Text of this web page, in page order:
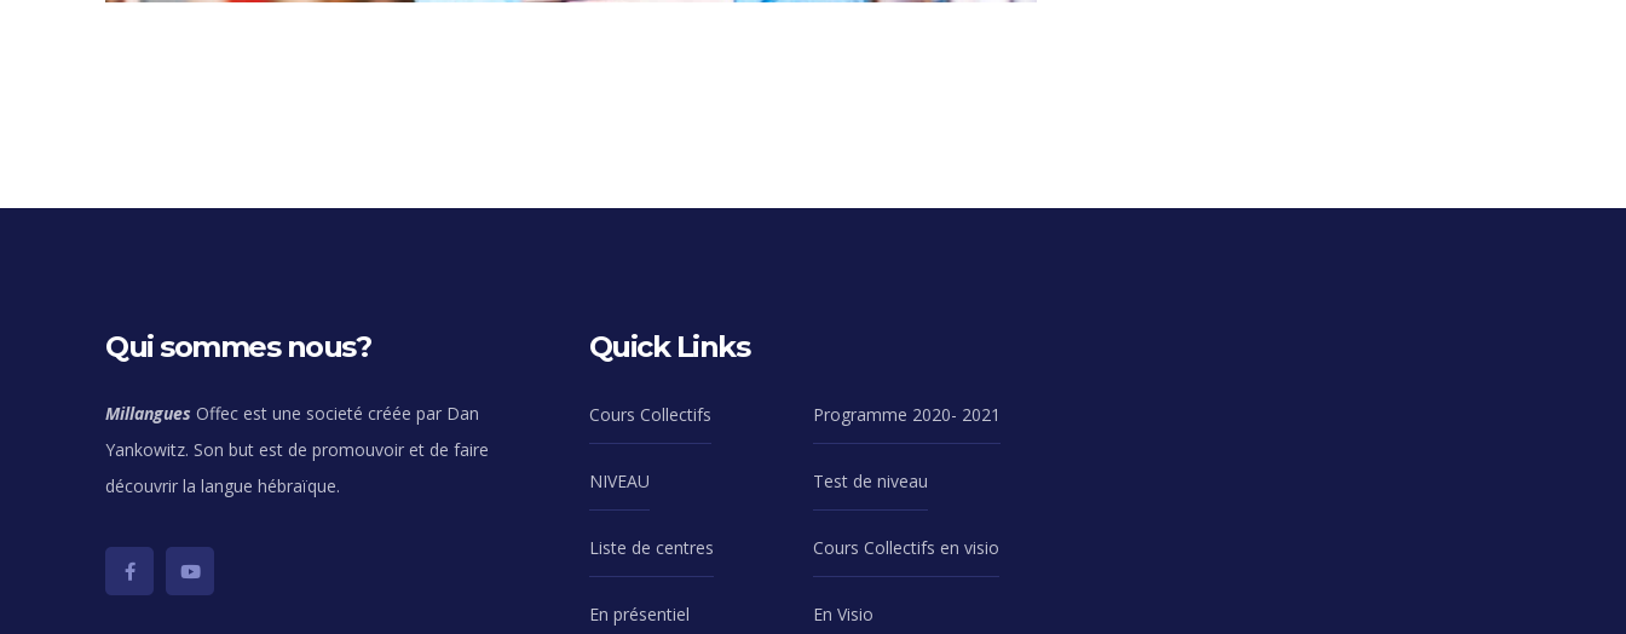
Qui sommes nous?
Millangues Offec est une societé créée par Dan
Yankowitz. Son but est de promouvoir et de faire
découvrir la langue hébraïque.
Quick Links
Cours Collectifs Programme 2020- 2021
NIVEAU Test de niveau
Liste de centres Cours Collectifs en visio
En présentiel En Visio